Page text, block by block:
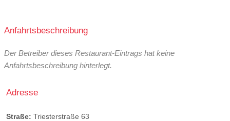
Anfahrtsbeschreibung
Der Betreiber dieses Restaurant-Eintrags hat keine
Anfahrtsbeschreibung hinterlegt.
Adresse
Straße: Triesterstraße 63